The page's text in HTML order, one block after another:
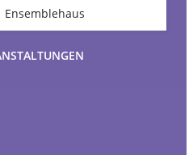
Ensemblehaus